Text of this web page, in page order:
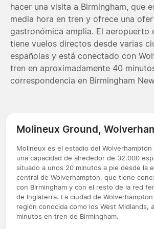
hacer una visita a Birmingham, que
media hora en tren y ofrece una
gastronómica amplia. El aeropuerto
tiene vuelos directos desde varias
españolas y está conectado con
tren en aproximadamente 40
correspondencia en Birmingham
Molineux Ground,
Molineux es el estadio del Wolverhampton
una capacidad de alrededor de 32.000
situado a unos 20 minutos a pie desde la
central de Wolverhampton, que tiene
con Birmingham y con el resto de la red
de Inglaterra. La ciudad de
región conocida como los West Midlands,
minutos en tren de Birmingham.